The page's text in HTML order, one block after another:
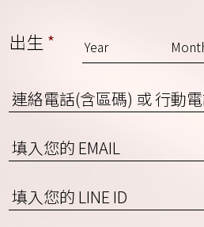
出生 *
連
絡
電
話
區
碼)
EMAIL
填
入